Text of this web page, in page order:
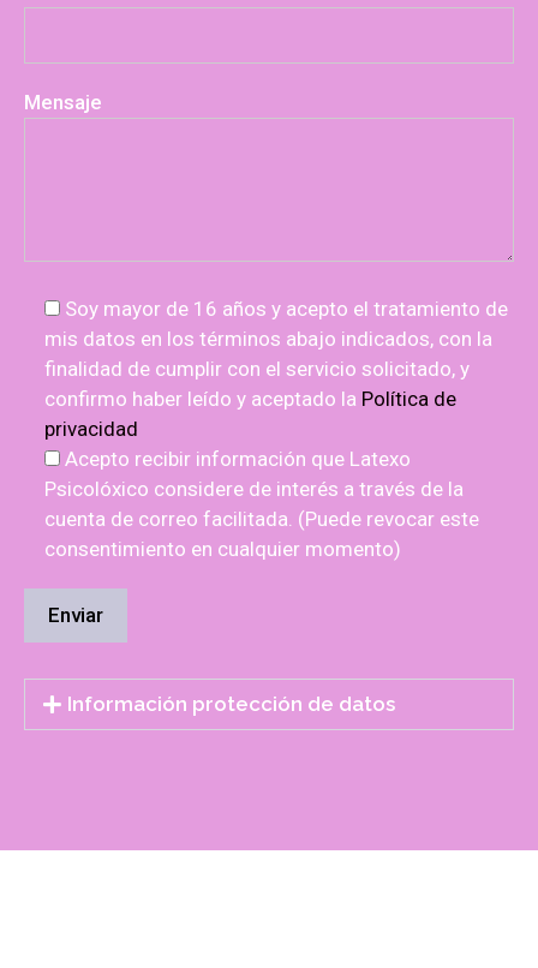
Mensaje
Soy mayor de 16 años y acepto el tratamiento de
mis datos en los términos abajo indicados, con la
finalidad de cumplir con el servicio solicitado, y
confirmo haber leído y aceptado la Política de
privacidad
Acepto recibir información que Latexo
Psicolóxico considere de interés a través de la
cuenta de correo facilitada. (Puede revocar este
consentimiento en cualquier momento)
Información protección de datos